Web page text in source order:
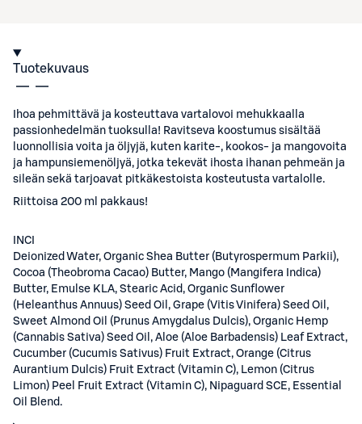
Tuotekuvaus
Ihoa pehmittävä ja kosteuttava vartalovoi mehukkaalla
passionhedelmän tuoksulla! Ravitseva koostumus sisältää
luonnollisia voita ja öljyjä, kuten karite-, kookos- ja mangovoita
ja hampunsiemenöljyä, jotka tekevät ihosta ihanan pehmeän ja
sileän sekä tarjoavat pitkäkestoista kosteutusta vartalolle.
Riittoisa 200 ml pakkaus!
INCI
Deionized Water, Organic Shea Butter (Butyrospermum Parkii),
Cocoa (Theobroma Cacao) Butter, Mango (Mangifera Indica)
Butter, Emulse KLA, Stearic Acid, Organic Sunflower
(Heleanthus Annuus) Seed Oil, Grape (Vitis Vinifera) Seed Oil,
Sweet Almond Oil (Prunus Amygdalus Dulcis), Organic Hemp
(Cannabis Sativa) Seed Oil, Aloe (Aloe Barbadensis) Leaf Extract,
Cucumber (Cucumis Sativus) Fruit Extract, Orange (Citrus
Aurantium Dulcis) Fruit Extract (Vitamin C), Lemon (Citrus
Limon) Peel Fruit Extract (Vitamin C), Nipaguard SCE, Essential
Oil Blend.